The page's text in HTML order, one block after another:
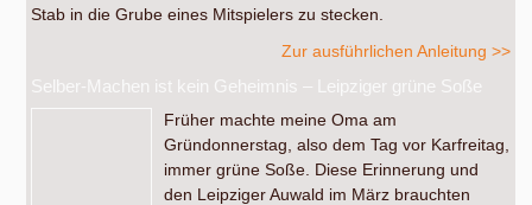
Stab in die Grube eines Mitspielers zu stecken.
Zur ausführlichen Anleitung >>
Selber-Machen ist kein Geheimnis – Leipziger grüne Soße
Früher machte meine Oma am
Gründonnerstag, also dem Tag vor Karfreitag,
immer grüne Soße. Diese Erinnerung und
den Leipziger Auwald im März brauchten